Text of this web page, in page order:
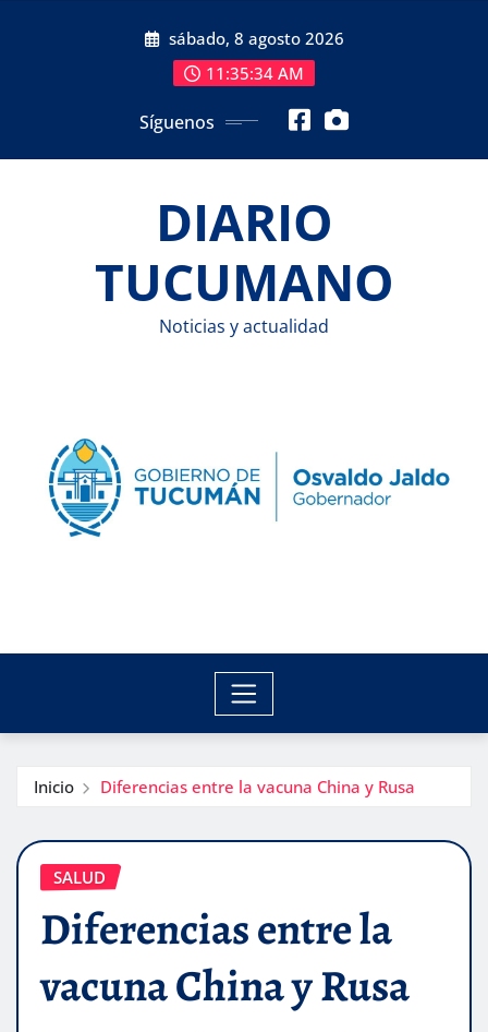
sábado, 8 agosto 2026
11:35:35 AM
Síguenos
DIARIO
TUCUMANO
Noticias y actualidad
Inicio Diferencias entre la vacuna China y Rusa
SALUD
Diferencias entre la
vacuna China y Rusa